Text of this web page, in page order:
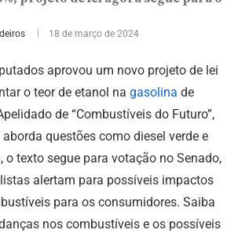
18 de março de 2024
aprovou um novo projeto de lei
o teor de etanol na gasolina de
de “Combustíveis do Futuro”,
questões como diesel verde e
o texto segue para votação no Senado,
alertam para possíveis impactos
para os consumidores. Saiba
nos combustíveis e os possíveis